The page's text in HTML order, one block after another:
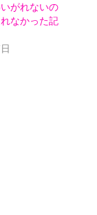
がれないの
なかった記